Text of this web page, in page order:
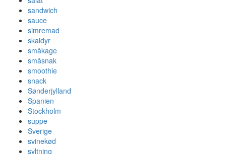
sandwich
sauce
simremad
skaldyr
småkage
småsnak
smoothie
snack
Sønderjylland
Spanien
Stockholm
suppe
Sverige
svinekød
syltning